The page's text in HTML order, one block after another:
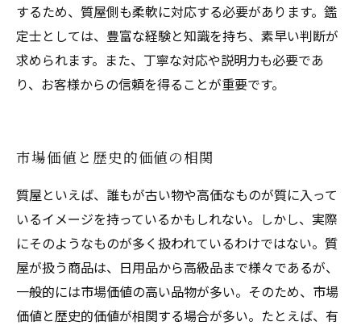
するため、質屋側も柔軟に対応する必要があります。鑑
定士としては、豊富な経験と知識を持ち、素早い判断が
求められます。また、丁寧な対応や説明力も必要であ
り、お客様からの信頼を得ることが重要です。
市場価値と歴史的価値の相関
質屋といえば、誰もが古い物や高価なものが質に入って
いるイメージを持っているかもしれない。しかし、実際
にそのようなものが多く扱われているわけではない。質
屋が扱う商品は、日用品から高級品まで様々であるが、
一般的には市場価値の高い品物が多い。そのため、市場
価値と歴史的価値が相関する場合が多い。たとえば、有